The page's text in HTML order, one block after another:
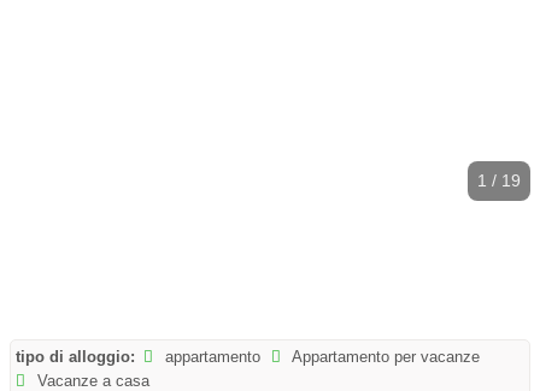
1 / 19
tipo di alloggio: appartamento
Appartamento per vacanze
Vacanze a casa